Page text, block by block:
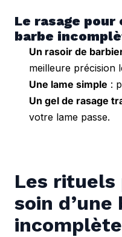
Le rasage
barbe
Un rasoir de
meilleure précision
Une lame simple :
Un gel de rasage
votre lame passe.
Les rituels
soin d’une